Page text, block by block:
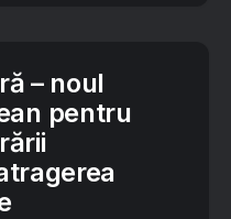
– noul
pentru